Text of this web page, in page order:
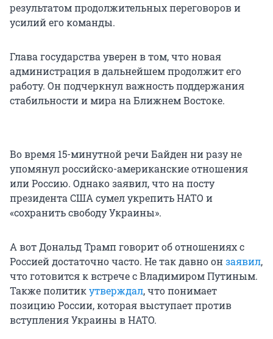
результатом продолжительных переговоров и
усилий его команды.
Глава государства уверен в том, что новая
администрация в дальнейшем продолжит его
работу. Он подчеркнул важность поддержания
стабильности и мира на Ближнем Востоке.
Во время 15-минутной речи Байден ни разу не
упомянул российско-американские отношения
или Россию. Однако заявил, что на посту
президента США сумел укрепить НАТО и
«сохранить свободу Украины».
А вот Дональд Трамп говорит об отношениях с
Россией достаточно часто. Не так давно онзаявил,
что готовится к встрече с Владимиром Путиным.
Также политикутверждал, что понимает
позицию России, которая выступает против
вступления Украины в НАТО.